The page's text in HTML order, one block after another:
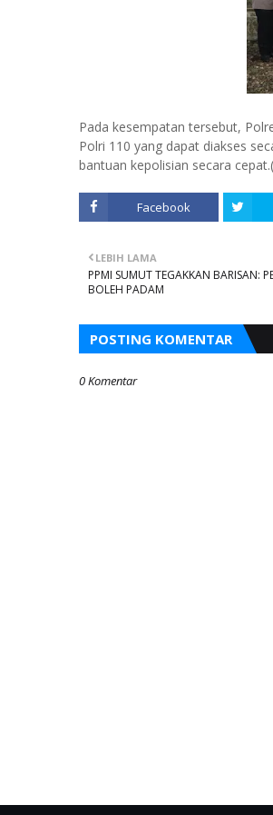
Pada kesempatan tersebut,
Polri 110 yang dapat diakses
bantuan kepolisian secara
Facebook
LEBIH LAMA
PPMI SUMUT TEGAKKAN BARISAN:
BOLEH PADAM
POSTING KOMENTAR
0 Komentar